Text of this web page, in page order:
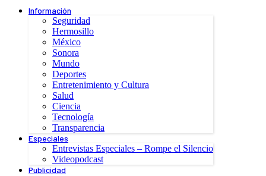
Información
Seguridad
Hermosillo
México
Sonora
Mundo
Deportes
Entretenimiento y Cultura
Salud
Ciencia
Tecnología
Transparencia
Especiales
Entrevistas Especiales – Rompe el Silencio
Videopodcast
Publicidad